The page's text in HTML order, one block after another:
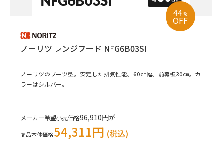
44%
OFF
ノーリツ レンジフード NFG6B03SI
ノーリツのブーツ型。安定した排気性能。60㎝幅。前幕板30㎝。カ
ラーはシルバー。
メーカー希望小売価格96,910円が
商品本体価格54,311円 (税込)